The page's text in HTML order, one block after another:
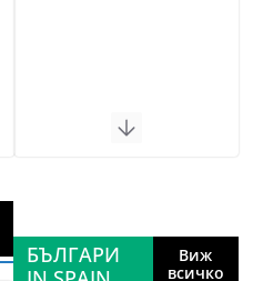
БЪЛГАРИ
Виж
всичко